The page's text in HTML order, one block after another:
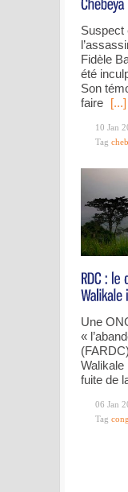
Suspect
Fidèle
été
Son
faire [...]
10 Jan
Tag
Une
«
Walikale
fuite de
06 Jan
Tag